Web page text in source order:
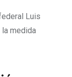
Luis
la medida